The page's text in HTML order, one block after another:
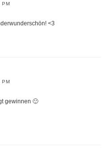
<3
gewinnen 🙂